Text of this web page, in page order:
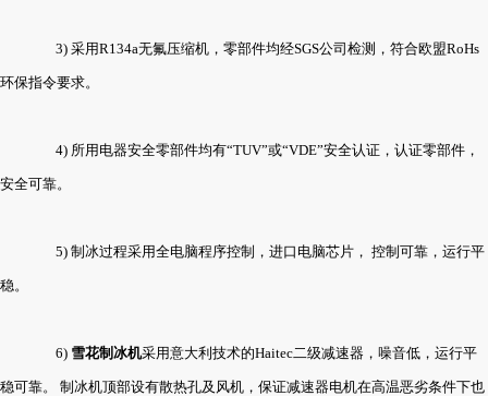
3) 采用R134a无氟压缩机，零部件均经SGS公司检测，符合欧盟RoHs
环保指令要求。
4) 所用电器安全零部件均有“TUV”或“VDE”安全认证，认证零部件，
安全可靠。
5) 制冰过程采用全电脑程序控制，进口电脑芯片， 控制可靠，运行平
稳。
6) 雪花制冰机采用意大利技术的Haitec二级减速器，噪音低，运行平
稳可靠。 制冰机顶部设有散热孔及风机，保证减速器电机在高温恶劣条件下也